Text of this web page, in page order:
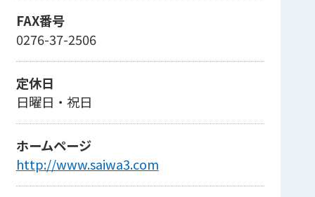
FAX番号
0276-37-2506
定休日
日曜日・祝日
ホームページ
http://www.saiwa3.com